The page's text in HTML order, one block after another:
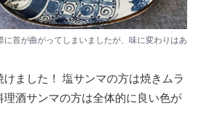
に首が曲がってしまいましたが、味に変わりはあ
ました！ 塩サンマの方は焼きムラ
理酒サンマの方は全体的に良い色が